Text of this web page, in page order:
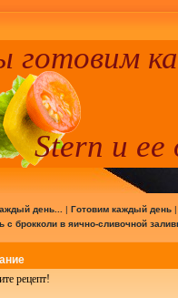
готовим
Stern и ее
день... | Готовим каждый день
с брокколи в яично-сливочной
рецепт!